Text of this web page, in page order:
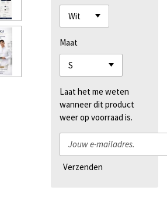
Maat
Laat het me weten
wanneer dit product
weer op voorraad is.
Verzenden